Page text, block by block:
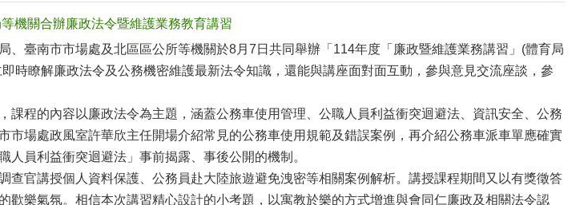
機關合辦廉政法令暨維護業務教育講習
臺南市市場處及北區區公所等機關於8月7日共同舉辦「114年度「廉政暨維護業務講習」(體育局
時瞭解廉政法令及公務機密維護最新法令知識，還能與講座面對面互動，參與意見交流座談，參
程的內容以廉政法令為主題，涵蓋公務車使用管理、公職人員利益衝突迴避法、資訊安全、公務
市場處政風室許華欣主任開場介紹常見的公務車使用規範及錯誤案例，再介紹公務車派車單應確實
員利益衝突迴避法」事前揭露、事後公開的機制。
官講授個人資料保護、公務員赴大陸旅遊避免洩密等相關案例解析。講授課程期間又以有獎徵答
歡樂氣氛。相信本次講習精心設計的小考題，以寓教於樂的方式增進與會同仁廉政及相關法令認